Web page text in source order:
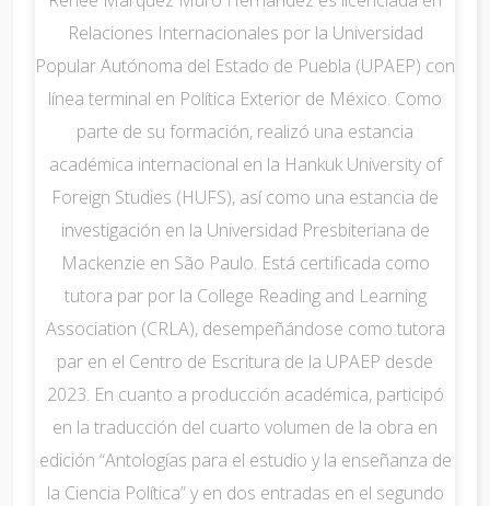
Relaciones Internacionales por la Universidad
Popular Autónoma del Estado de Puebla (UPAEP) con
línea terminal en Política Exterior de México. Como
parte de su formación, realizó una estancia
académica internacional en la Hankuk University of
Foreign Studies (HUFS), así como una estancia de
investigación en la Universidad Presbiteriana de
Mackenzie en São Paulo. Está certificada como
tutora par por la College Reading and Learning
Association (CRLA), desempeñándose como tutora
par en el Centro de Escritura de la UPAEP desde
2023. En cuanto a producción académica, participó
en la traducción del cuarto volumen de la obra en
edición “Antologías para el estudio y la enseñanza de
la Ciencia Política” y en dos entradas en el segundo